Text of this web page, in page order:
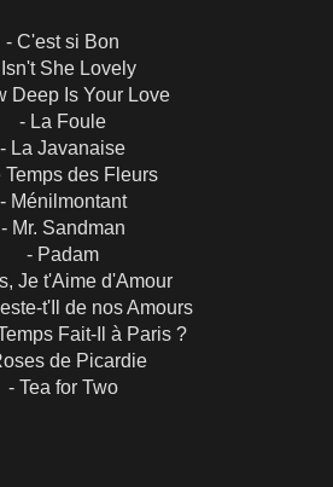
- C'est si Bon
She Lovely
Deep Is Your Love
- La Foule
- La Javanaise
Temps des Fleurs
- Ménilmontant
- Mr. Sandman
- Padam
Je t'Aime d'Amour
t'Il de nos Amours
Fait-Il à Paris ?
de Picardie
- Tea for Two